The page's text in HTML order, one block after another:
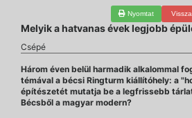
Nyomtat Vissza
Melyik a hatvanas évek legjobb
Csépé
Három éven belül harmadik alkalommal
témával a bécsi Ringturm kiállítóhely: a
építészetét mutatja be a legfrissebb
Bécsből a magyar modern?